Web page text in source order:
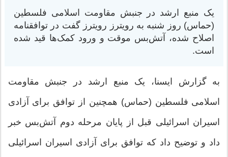
یک منبع ارشد در جنبش مقاومت اسلامی فلسطین
(حماس) روز شنبه به رویترز رویترز گفت در توافقنامه
اصلاح شده، آتش‌بس موقت و ورود کمک‌ها قید شده
است.
به گزارش ایسنا، یک منبع ارشد در جنبش مقاومت
اسلامی فلسطین (حماس) همچنین از توافق برای آزادی
اسیران اسرائیلی قبل از پایان مرحله دوم آتش‌بس خبر
داد و توضیح داد که توافق برای آزادی اسیران اسرائیلی